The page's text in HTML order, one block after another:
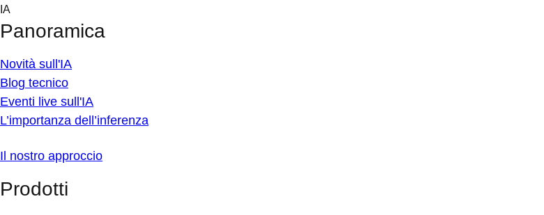
Skip
content
IA
Panoramica
Novità sull'IA
Blog tecnico
Eventi live sull'IA
L’importanza dell’inferenza
Il nostro approccio
Prodotti